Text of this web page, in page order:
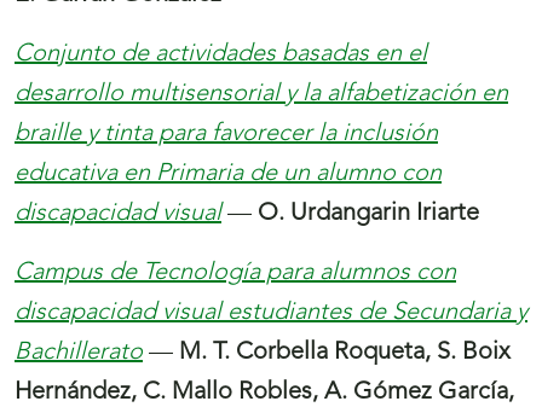
Conjunto de actividades basadas en el
desarrollo multisensorial y la alfabetización en
braille y tinta para favorecer la inclusión
educativa en Primaria de un alumno con
discapacidad visual — O. Urdangarin Iriarte
Campus de Tecnología para alumnos con
discapacidad visual estudiantes de Secundaria y
Bachillerato — M. T. Corbella Roqueta, S. Boix
Hernández, C. Mallo Robles, A. Gómez García,